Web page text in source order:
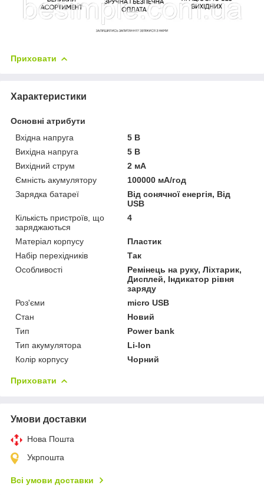
Приховати
Характеристики
Основні атрибути
Вхідна напруга
5 В
Вихідна напруга
5 В
Вихідний струм
2 мА
Ємність акумулятору
100000 мА/год
Зарядка батареї
Від сонячної енергія, Від
USB
Кількість пристроїв, що
заряджаються
4
Матеріал корпусу
Пластик
Набір перехідників
Так
Особливості
Ремінець на руку, Ліхтарик,
Дисплей, Індикатор рівня
заряду
Роз'єми
micro USB
Стан
Новий
Тип
Power bank
Тип акумулятора
Li-Ion
Колір корпусу
Чорний
Приховати
Умови доставки
Нова Пошта
Укрпошта
Всі умови доставки